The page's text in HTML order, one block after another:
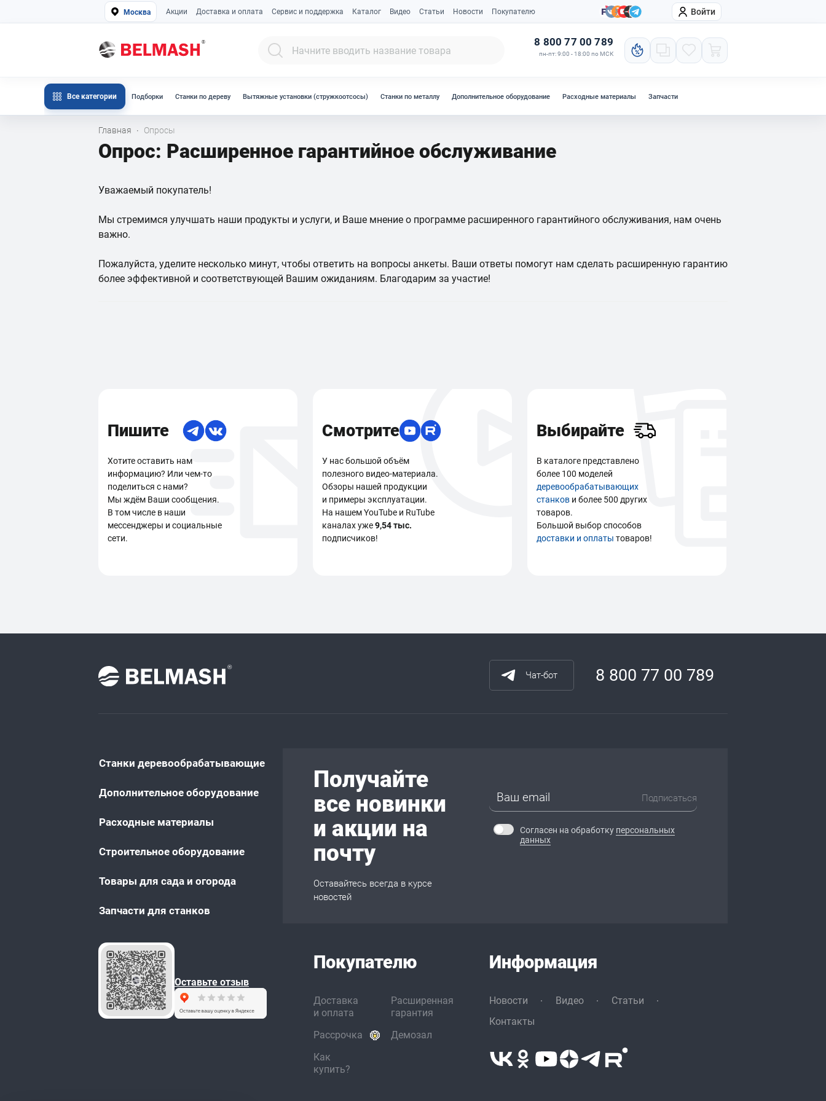
Москва Акции Доставка и оплата Сервис и поддержка Каталог Видео Статьи Новости Покупателю Компания Войти
8 800 77 00 789
пн-пт: 9:00 - 18:00 по МСК
Все категории Подборки Станки по дереву Вытяжные установки (стружкоотсосы) Станки по металлу Дополнительное оборудование Расходные материалы Запчасти
Главная · Опросы
Опрос: Расширенное гарантийное обслуживание
Уважаемый покупатель!
Мы стремимся улучшать наши продукты и услуги, и Ваше мнение о программе расширенного гарантийного обслуживания, нам очень
важно.
Пожалуйста, уделите несколько минут, чтобы ответить на вопросы анкеты. Ваши ответы помогут нам сделать расширенную гарантию
более эффективной и соответствующей Вашим ожиданиям. Благодарим за участие!
Пишите
Хотите оставить нам
информацию? Или чем-то
поделиться с нами?
Мы ждём Ваши сообщения.
В том числе в наши
мессенджеры и социальные
сети.
Смотрите
У нас большой объём
полезного видео-материала.
Обзоры нашей продукции
и примеры эксплуатации.
На нашем YouTube и RuTube
каналах уже9,54 тыс.
подписчиков!
Выбирайте
В каталоге представлено
более 100 моделей
деревообрабатывающих
станкови более 500 других
товаров.
Большой выбор способов
доставки и оплаты товаров!
Чат-бот 8 800 77 00 789
Станки деревообрабатывающие
Дополнительное оборудование
Расходные материалы
Строительное оборудование
Товары для сада и огорода
Запчасти для станков
Оставьте отзыв
Получайте
все новинки
и акции на
почту
Оставайтесь всегда в курсе
новостей
Подписаться
Согласен на обработку персональных
данных
Покупателю
Доставка
и оплата
Рассрочка
Как
купить?
Расширенная
гарантия
Демозал
Информация
Новости Видео
Статьи
Контакты